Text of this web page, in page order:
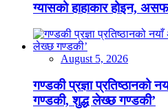
ग्यासको हाहाकार होइन,
August 5, 2026
गण्डकी प्रज्ञा प्रतिष्ठानको
गण्डकी, शुद्ध लेख्छ गण्डकी’